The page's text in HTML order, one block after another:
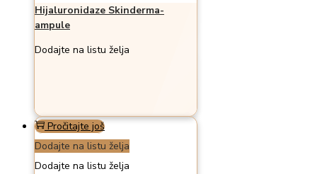
Hijaluronidaze Skinderma-
ampule
Dodajte na listu želja
Pročitajte još
Dodajte na listu želja
Dodajte na listu želja